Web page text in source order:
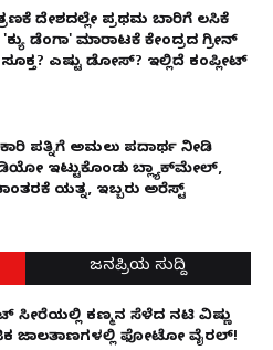
ದೇಶದಲ್ಲೇ ಪ್ರಥಮ ಬಾರಿಗೆ ಲಸಿಕೆ
ಡೆಂಗಾ' ಮಾರಾಟಕ್ಕೆ ಕೇಂದ್ರದ ಗ್ರೀನ್
ಎಷ್ಟು ಡೋಸ್? ಇಲ್ಲಿದೆ ಕಂಪ್ಲೀಟ್
ಪತ್ನಿಗೆ ಅಮಲು ಪದಾರ್ಥ ನೀಡಿ
ಇಟ್ಟುಕೊಂಡು ಬ್ಲ್ಯಾಕ್‌ಮೇಲ್,
ಯತ್ನ, ಇಬ್ಬರು ಅರೆಸ್ಟ್
ಜನಪ್ರಿಯ ಸುದ್ದಿ
ಸೀರೆಯಲ್ಲಿ ಕಣ್ಮನ ಸೆಳೆದ ನಟಿ ವಿಷ್ಣು
ಜಾಲತಾಣಗಳಲ್ಲಿ ಫೋಟೋ ವೈರಲ್!